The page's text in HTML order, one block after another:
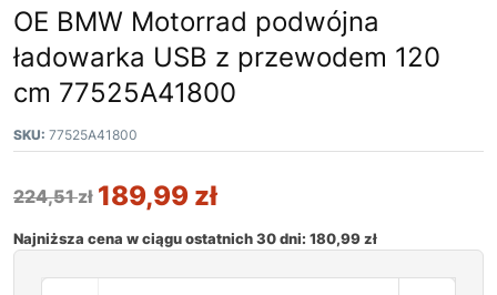
OE BMW Motorrad podwójna
ładowarka USB z przewodem 120
cm 77525A41800
SKU: 77525A41800
224,51zł 189,99 zł
Najniższa cena w ciągu ostatnich 30 dni: 180,99zł